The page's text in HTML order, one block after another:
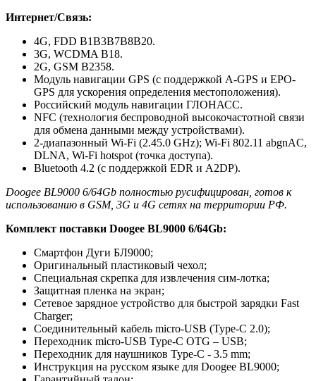
Интернет/Cвязь:
4G, FDD B1B3B7B8B20.
3G, WCDMA B18.
2G, GSM B2358.
Модуль навигации GPS (с поддержкой A-GPS и EPO-
GPS для ускорения определения местоположения).
Российский модуль навигации ГЛОНАСС.
NFC (технология беспроводной высокочастотной связи
для обмена данными между устройствами).
2-диапазонный Wi-Fi (2.45.0 GHz); Wi-Fi 802.11 abgnAC,
DLNA, Wi-Fi hotspot (точка доступа).
Bluetooth 4.2 (с поддержкой EDR и A2DP).
Doogee BL9000 6/64Gb полностью русифицирован, готов к
использованию в GSM, 3G и 4G сетях на территории РФ.
Комплект поставки Doogee BL9000 6/64Gb:
Смартфон Дуги БЛ9000;
Оригинальный пластиковый чехол;
Специальная скрепка для извлечения сим-лотка;
Защитная пленка на экран;
Сетевое зарядное устройство для быстрой зарядки Fast
Charger;
Соединительный кабель micro-USB (Type-C 2.0);
Переходник micro-USB Type-C OTG – USB;
Переходник для наушников Type-C - 3.5 mm;
Инструкция на русском языке для Doogee BL9000;